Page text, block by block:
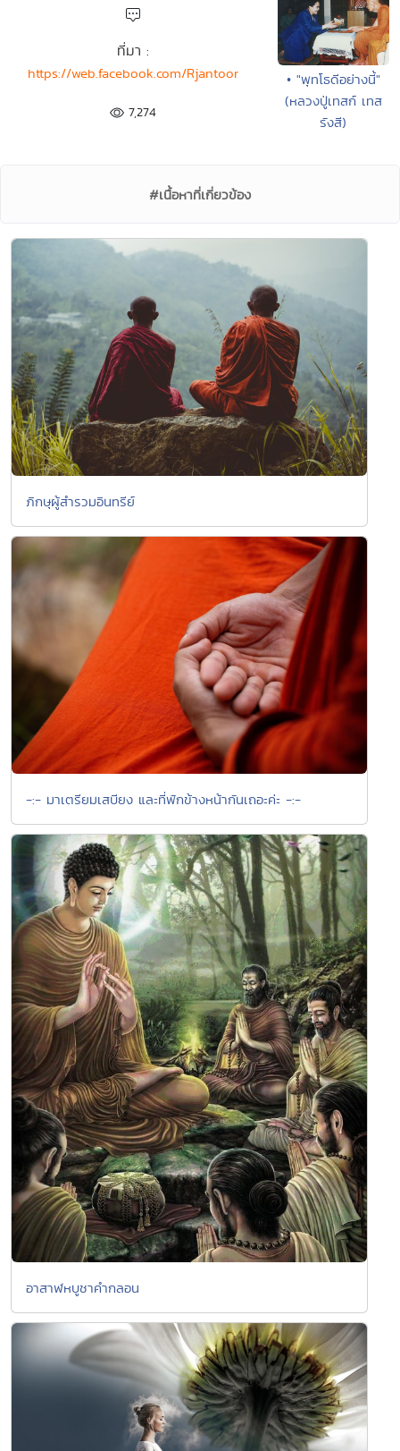
ที่มา :
https://web.facebook.com/Rjantoor
7,274
• "พุทโธดีอย่างนี้"
(หลวงปู่เทสก์ เทส
รังสี)
#เนื้อหาที่เกี่ยวข้อง
ภิกษุผู้สำรวมอินทรีย์
-:- มาเตรียมเสบียง และที่พักข้างหน้ากันเถอะค่ะ -:-
อาสาฬหบูชาคำกลอน